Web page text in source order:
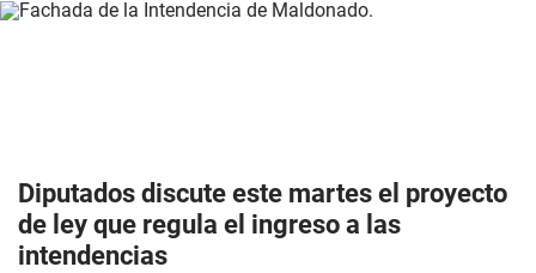
Diputados discute este martes el proyecto
de ley que regula el ingreso a las
intendencias